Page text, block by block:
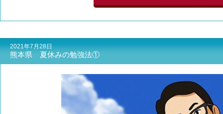
2021年7月28日
熊本県 夏休みの勉強法①